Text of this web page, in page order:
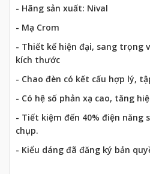
- Hãng sản xuất: Nival
- Mạ Crom
- Thiết kế hiện đại, sang trọng
kích thước
- Chao đèn có kết cấu hợp lý,
- Có hệ số phản xạ cao, tăng
- Tiết kiệm đến 40% điện năng
chụp.
- Kiểu dáng đã đăng ký bản